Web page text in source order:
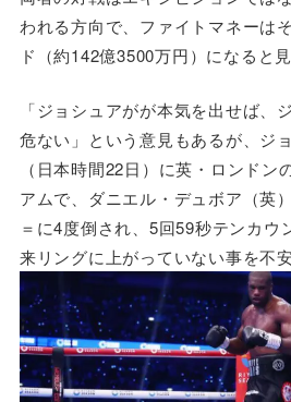
われる方向で、ファイトマネーは
ド（約142億3500万円）になると
「ジョシュアがが本気を出せば、
危ない」という意見もあるが、ジ
（日本時間22日）に英・ロンドン
アムで、ダニエル・デュボア（英
＝に4度倒され、5回59秒テンカウ
来リングに上がっていない事を不